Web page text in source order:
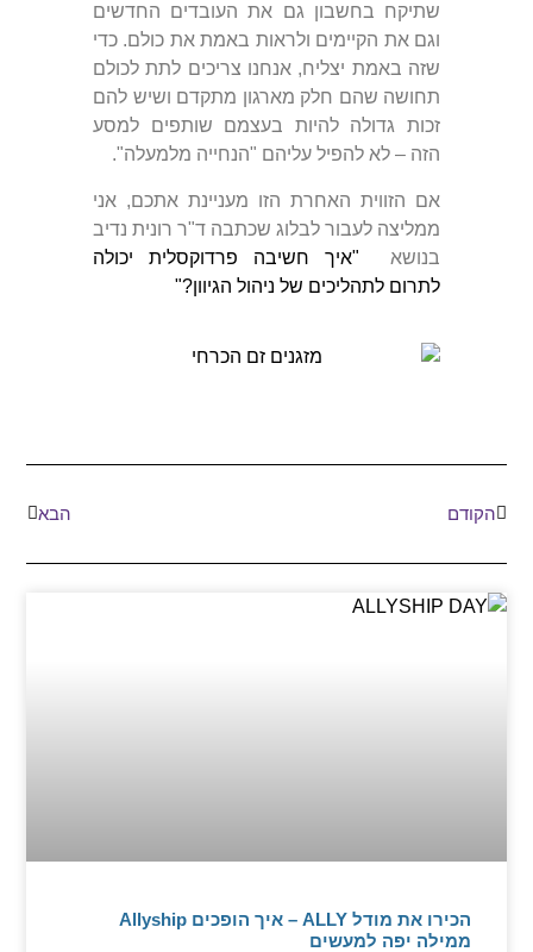
שתיקח בחשבון גם את העובדים החדשים
וגם את הקיימים ולראות באמת את כולם. כדי
שזה באמת יצליח, אנחנו צריכים לתת לכולם
תחושה שהם חלק מארגון מתקדם ושיש להם
זכות גדולה להיות בעצמם שותפים למסע
הזה – לא להפיל עליהם "הנחייה מלמעלה".
אם הזווית האחרת הזו מעניינת אתכם, אני
ממליצה לעבור לבלוג שכתבה ד"ר רונית נדיב
בנושא "איך חשיבה פרדוקסלית יכולה
לתרום לתהליכים של ניהול הגיוון?"
הקודם הבא
הכירו את מודל ALLY – איך הופכים Allyship
ממילה יפה למעשים